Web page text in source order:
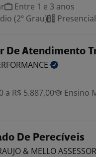
Entre 1 e 3 anos
(2º Grau)
Presencial
De Atendimento
a R$ 5.887,00
Ensino
De Perecíveis
& MELLO